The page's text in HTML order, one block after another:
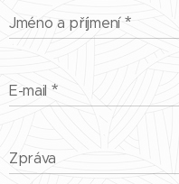
Jméno a příjmení
E-mail
Zpráva